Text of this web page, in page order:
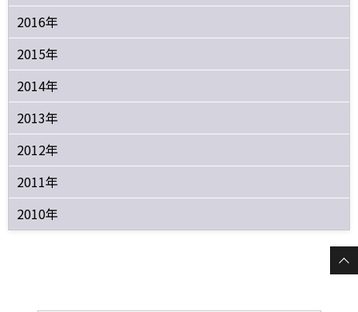
2016年
2015年
2014年
2013年
2012年
2011年
2010年